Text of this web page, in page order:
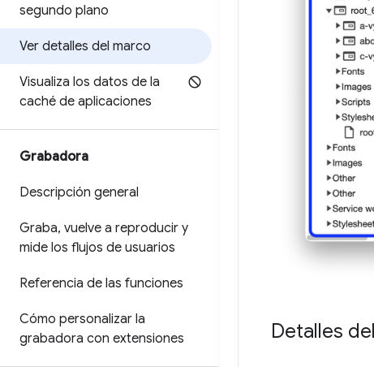
segundo plano
Ver detalles del marco
Visualiza los datos de la
caché de aplicaciones
Grabadora
Descripción general
Graba, vuelve a reproducir y
mide los flujos de usuarios
Referencia de las funciones
Cómo personalizar la
grabadora con extensiones
Detalles